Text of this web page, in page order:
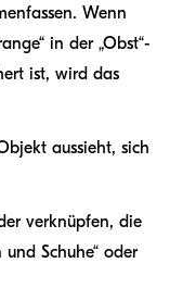
Wenn
in der „Obst“-
ist, wird das
aussieht, sich
verknüpfen, die
Schuhe“ oder